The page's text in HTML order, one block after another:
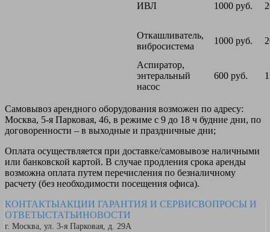
ИВЛ 1000 руб.
Откашливатель,
вибросистема
1000 руб.
Аспиратор,
энтеральный
насос
600 руб.
Самовывоз арендного оборудования возможен по адресу:
Москва, 5-я Парковая, 46, в режиме с 9 до 18 ч будние дни, по
договоренности – в выходные и праздничные дни;
Оплата осуществляется при доставке/самовывозе наличными
или банковской картой. В случае продления срока аренды
возможна оплата путем перечисления по безналичному
расчету (без необходимости посещения офиса).
КОНТАКТЫАКЦИИ ГАРАНТИЯ И СЕРВИСВОПРОСЫ И
ОТВЕТЫСТАТЬИНОВОСТИ
г. Москва, ул. 3-я Парковая, д. 29А